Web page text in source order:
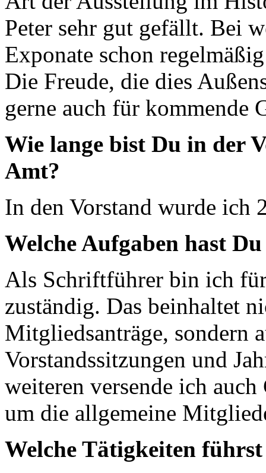
Peter sehr gut gefällt. Bei
Exponate schon
Die Freude, die dies
gerne auch für kommende
Wie lange bist Du in der
Amt?
In den Vorstand wurde ich
Welche Aufgaben hast
Als Schriftführer bin ich
zuständig. Das beinhaltet
Mitgliedsanträge, sondern
Vorstandssitzungen und
weiteren versende ich
um die allgemeine
Welche Tätigkeiten